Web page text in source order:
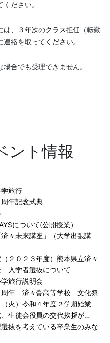
ださい。
は、３年次のクラス担任（転勤
絡を取ってください。
合でも受理できません。
ント情報
旅行
年記念式典
について(公開授業）
々未来講座」（大学出張講
２０２３年度）熊本県立済々
入学者選抜について
旅行説明会
周年 済々黌高等学校 文化祭
（火）令和４年度２学期始業
生徒会役員の交代挨拶が…
抜を考えている卒業生のみな